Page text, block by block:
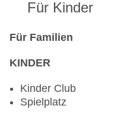
Für Kinder
Für Familien
KINDER
Kinder Club
Spielplatz